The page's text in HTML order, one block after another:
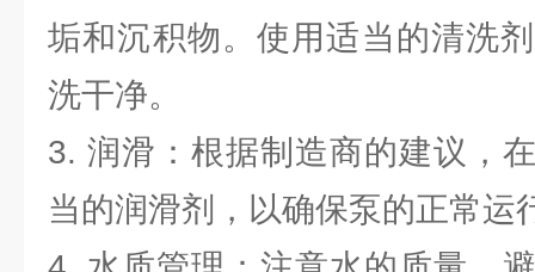
垢和沉积物。使用适当的清洗
洗干净。
3. 润滑：根据制造商的建议，
当的润滑剂，以确保泵的正常运